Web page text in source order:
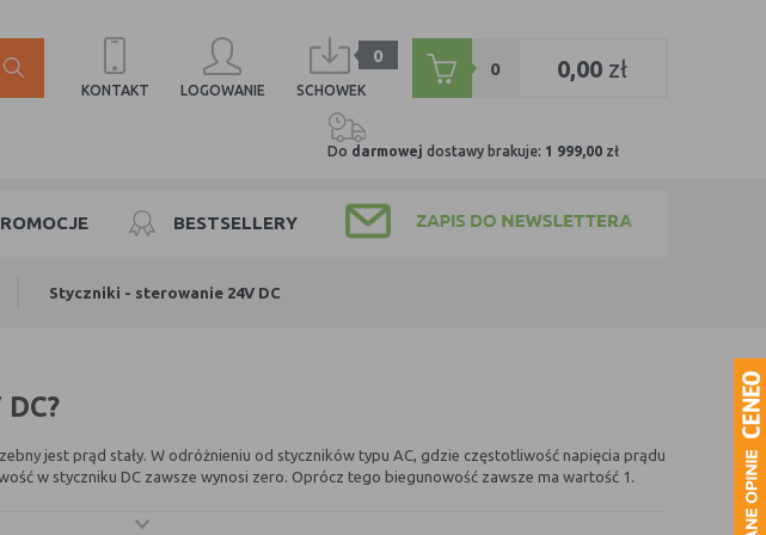
KONTAKT LOGOWANIE
0
SCHOWEK
0 0,00 zł
Do darmowej dostawy brakuje: 1 999,00 zł
BESTSELLERY
Styczniki - sterowanie 24V DC
jest prąd stały. W odróżnieniu od styczników typu AC, gdzie częstotliwość napięcia prądu
w styczniku DC zawsze wynosi zero. Oprócz tego biegunowość zawsze ma wartość 1.
fazy, ani neutralności, dzięki czemu takie napięcia można w łatwy sposób zwiększyć. W